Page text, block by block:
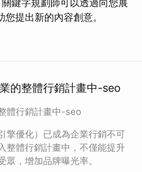
關鍵字規劃師可以透過向您展
提出新的內容創意。
的整體行銷計畫中-seo
體行銷計畫中-seo
擎優化）已成為企業行銷不可
整體行銷計畫中，不僅能提升
，增加品牌曝光率。